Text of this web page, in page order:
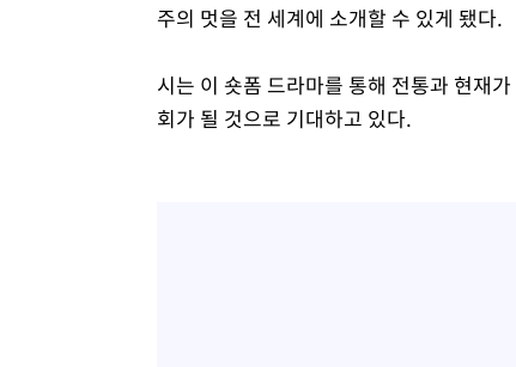
주의 멋을 전 세계에 소개할 수 있게 됐다.
시는 이 숏폼 드라마를 통해 전통과 현재
회가 될 것으로 기대하고 있다.